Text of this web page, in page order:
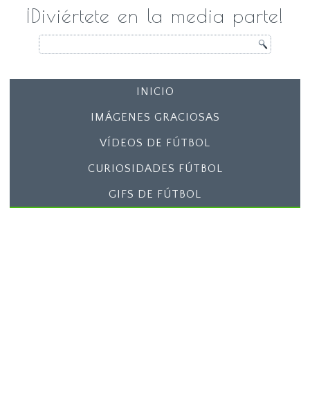
¡Diviértete en la media parte!
INICIO
IMÁGENES GRACIOSAS
VÍDEOS DE FÚTBOL
CURIOSIDADES FÚTBOL
GIFS DE FÚTBOL